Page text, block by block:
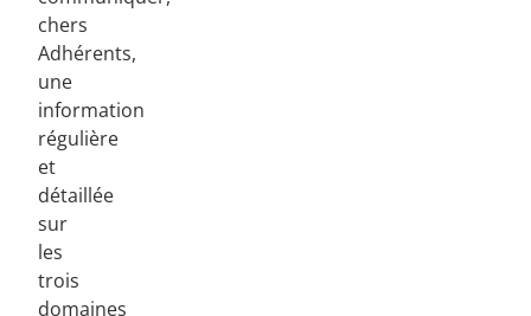
chers
Adhérents,
une
information
régulière
et
détaillée
sur
les
trois
domaines